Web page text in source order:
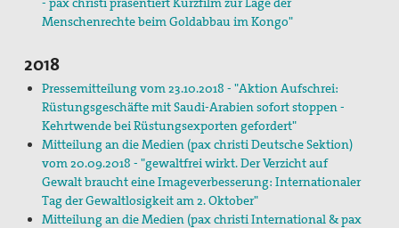
Menschenrechte beim Goldabbau im Kongo"
2018
Pressemitteilung vom 23.10.2018 - "Aktion Aufschrei:
Rüstungsgeschäfte mit Saudi-Arabien sofort stoppen -
Kehrtwende bei Rüstungsexporten gefordert"
Mitteilung an die Medien (pax christi Deutsche Sektion)
vom 20.09.2018 - "gewaltfrei wirkt. Der Verzicht auf
Gewalt braucht eine Imageverbesserung: Internationaler
Tag der Gewaltlosigkeit am 2. Oktober"
Mitteilung an die Medien (pax christi International & pax